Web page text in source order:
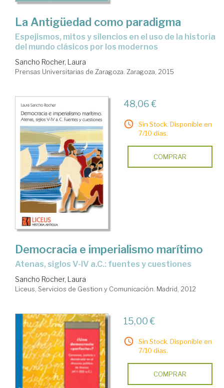
La Antigüedad como paradigma
espejismos, mitos y silencios en el uso de la historia
del mundo clásicos por los modernos
Sancho Rocher, Laura
Prensas Universitarias de Zaragoza. Zaragoza, 2015
48,06 €
Sin Stock. Disponible en
7/10 días.
COMPRAR
Democracia e imperialismo marítimo
Atenas, siglos V-IV a.C.: fuentes y cuestiones
Sancho Rocher, Laura
Liceus, Servicios de Gestion y Comunicación. Madrid, 2012
15,00 €
Sin Stock. Disponible en
7/10 días.
COMPRAR